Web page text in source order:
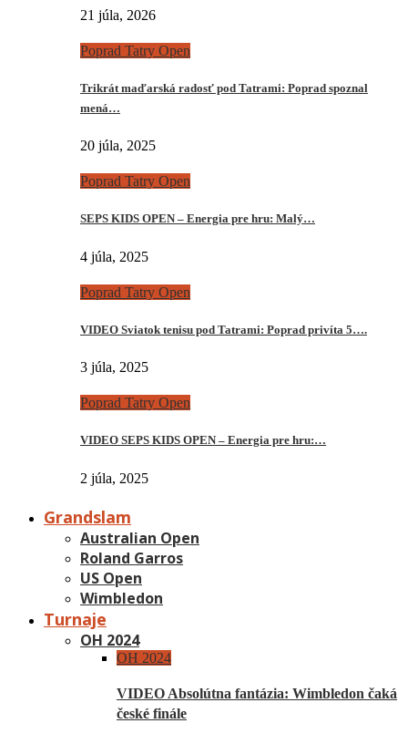
21 júla, 2026
Poprad Tatry Open
Trikrát maďarská radosť pod Tatrami: Poprad spoznal
mená…
20 júla, 2025
Poprad Tatry Open
SEPS KIDS OPEN – Energia pre hru: Malý…
4 júla, 2025
Poprad Tatry Open
VIDEO Sviatok tenisu pod Tatrami: Poprad privíta 5….
3 júla, 2025
Poprad Tatry Open
VIDEO SEPS KIDS OPEN – Energia pre hru:…
2 júla, 2025
Grandslam
Australian Open
Roland Garros
US Open
Wimbledon
Turnaje
OH 2024
OH 2024
VIDEO Absolútna fantázia: Wimbledon čaká
české finále